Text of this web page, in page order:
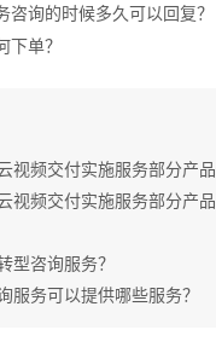
咨询的时候多久可以回复？
下单？
视频交付实施服务部分产
视频交付实施服务部分产
型咨询服务？
服务可以提供哪些服务？